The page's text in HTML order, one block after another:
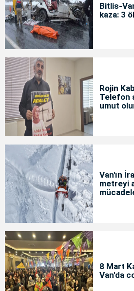
Bitlis-
kaza: 3
Rojin
Telefon
umut
Van'ın
metreyi
8 Mart
Van'da